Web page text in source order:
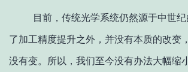
目前，传统光学系统仍然源于中世
了加工精度提升之外，并没有本质的改变
没有变。所以，我们至今没有办法大幅缩